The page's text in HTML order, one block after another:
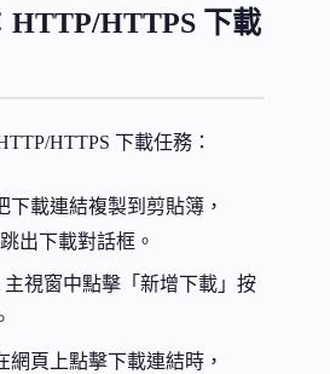
HTTP/HTTPS 下載
HTTPS 下載任務：
下載連結複製到剪貼簿，
出下載對話框。
主視窗中點擊「新增下載」按
網頁上點擊下載連結時，